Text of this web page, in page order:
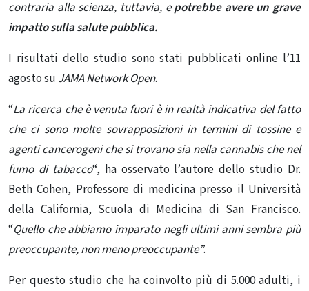
contraria alla scienza, tuttavia, epotrebbe avere un grave
impatto sulla salute pubblica.
I risultati dello studio sono stati pubblicati online l’11
agosto su JAMA Network Open.
“La ricerca che è venuta fuori è in realtà indicativa del fatto
che ci sono molte sovrapposizioni in termini di tossine e
agenti cancerogeni che si trovano sia nella cannabis che nel
fumo di tabacco“, ha osservato l’autore dello studio Dr.
Beth Cohen, Professore di medicina presso il Università
della California, Scuola di Medicina di San Francisco.
“Quello che abbiamo imparato negli ultimi anni sembra più
preoccupante, non meno preoccupante”.
Per questo studio che ha coinvolto più di 5.000 adulti, i